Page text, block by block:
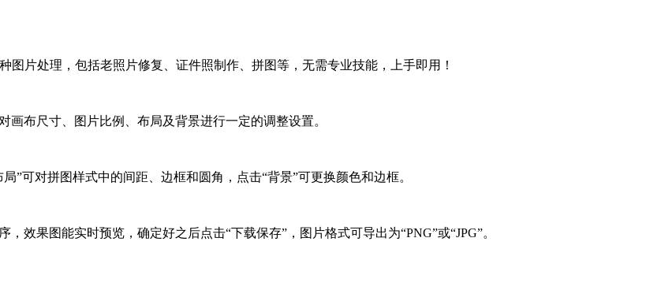
片处理，包括老照片修复、证件照制作、拼图等，无需专业技能，上手即用！
布尺寸、图片比例、布局及背景进行一定的调整设置。
可对拼图样式中的间距、边框和圆角，点击“背景”可更换颜色和边框。
效果图能实时预览，确定好之后点击“下载保存”，图片格式可导出为“PNG”或“JPG”。